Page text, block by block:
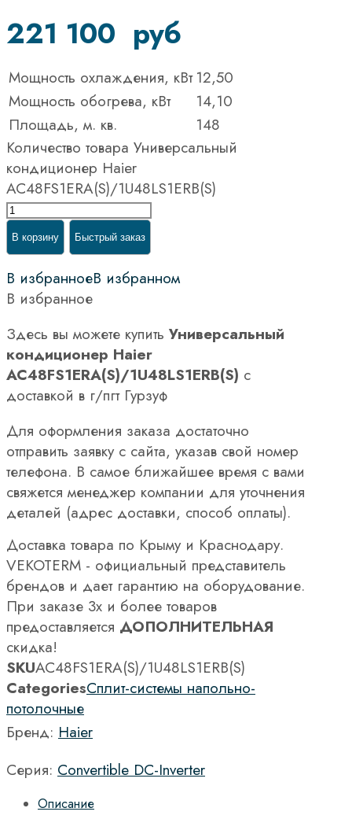
221 100 руб
Мощность охлаждения, кВт 12,50
Мощность обогрева, кВт
14,10
Площадь, м. кв.
148
Количество товара Универсальный
кондиционер Haier
AC48FS1ERA(S)/1U48LS1ERB(S)
В корзину Быстрый заказ
В избранноеВ избранном
В избранное
Здесь вы можете купить Универсальный
кондиционер Haier
AC48FS1ERA(S)/1U48LS1ERB(S) с
доставкой в г/пгт Гурзуф
Для оформления заказа достаточно
отправить заявку с сайта, указав свой номер
телефона. В самое ближайшее время с вами
свяжется менеджер компании для уточнения
деталей (адрес доставки, способ оплаты).
Доставка товара по Крыму и Краснодару.
VEKOTERM - официальный представитель
брендов и дает гарантию на оборудование.
При заказе 3х и более товаров
предоставляется ДОПОЛНИТЕЛЬНАЯ
скидка!
SKUAC48FS1ERA(S)/1U48LS1ERB(S)
CategoriesСплит-системы напольно-
потолочные
Бренд: Haier
Серия: Convertible DC-Inverter
Описание